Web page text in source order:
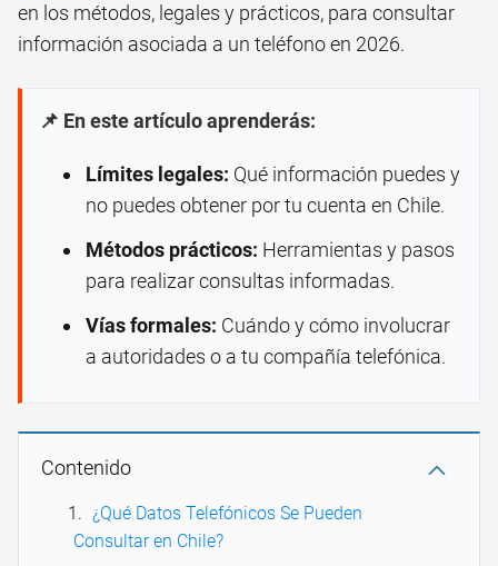
en los métodos, legales y prácticos, para consultar
información asociada a un teléfono en 2026.
📌 En este artículo aprenderás:
Límites legales: Qué información puedes y
no puedes obtener por tu cuenta en Chile.
Métodos prácticos: Herramientas y pasos
para realizar consultas informadas.
Vías formales: Cuándo y cómo involucrar
a autoridades o a tu compañía telefónica.
Contenido
¿Qué Datos Telefónicos Se Pueden
Consultar en Chile?